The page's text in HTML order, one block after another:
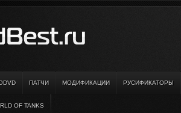
ПАТЧИ МОДИФИКАЦИИ РУСИФИКАТОРЫ
OF TANKS